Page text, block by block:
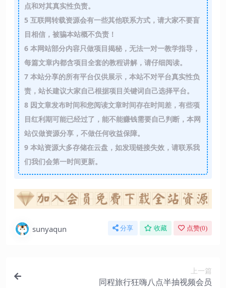
点和对其真实性负责。
5互联网转载资源会有一些其他联系方式，请大家不要盲
目相信，被骗本站概不负责！
6本网站部分内容只做项目揭秘，无法一对一教学指导，
每篇文章内都含项目全套的教程讲解，请仔细阅读。
7本站分享的所有平台仅供展示，本站不对平台真实性负
责，站长建议大家自己根据项目关键词自己选择平台。
8因文章发布时间和您阅读文章时间存在时间差，有些项
目红利期可能已经过了，能不能赚钱需要自己判断，本网
站仅做资源分享，不做任何收益保障。
9本站资源大多存储在云盘，如发现链接失效，请联系我
们我们会第一时间更新。
sunyaqun 分享 收藏 点赞(0)
上一篇
同程旅行狂嗨八点半抽视频会员